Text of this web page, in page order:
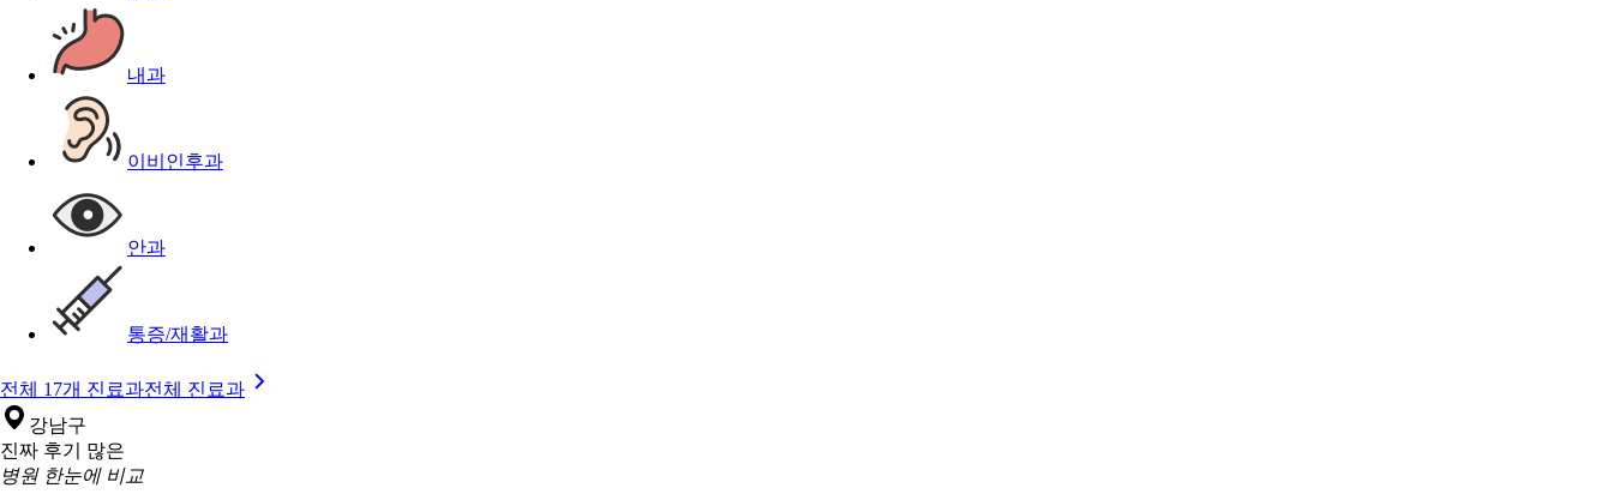
내과
이비인후과
안과
통증/재활과
전체 17개 진료과전체 진료과
강남구
진짜 후기 많은
병원 한눈에 비교